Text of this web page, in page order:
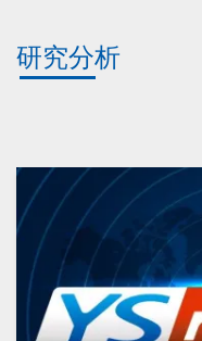
研究分析